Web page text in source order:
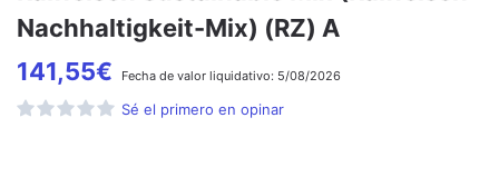
Nachhaltigkeit-Mix) (RZ) A
141,55€ Fecha de valor liquidativo: 5/08/2026
Sé el primero en opinar